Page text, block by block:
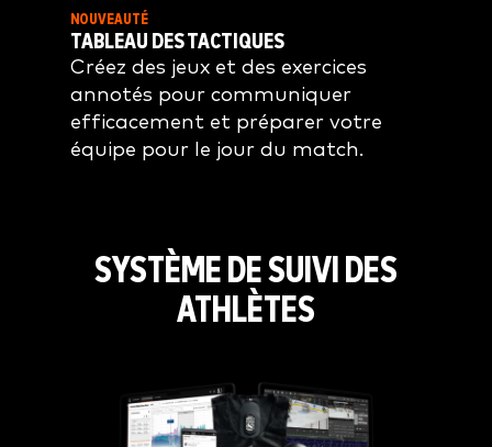
NOUVEAUTÉ
TABLEAU DES TACTIQUES
Créez des jeux et des exercices
annotés pour communiquer
efficacement et préparer votre
équipe pour le jour du match.
SYSTÈME DE SUIVI DES
ATHLÈTES